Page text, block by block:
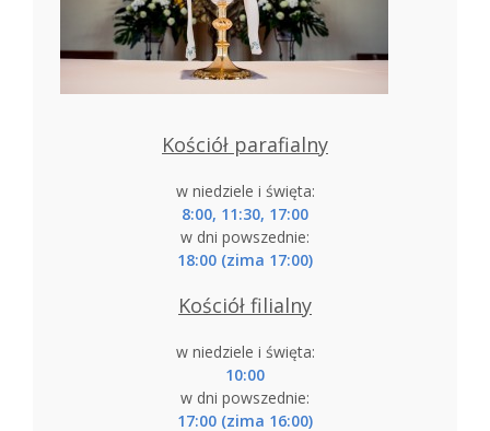
Kościół parafialny
w niedziele i święta:
8:00, 11:30, 17:00
w dni powszednie:
18:00 (zima 17:00)
Kościół filialny
w niedziele i święta:
10:00
w dni powszednie:
17:00 (zima 16:00)